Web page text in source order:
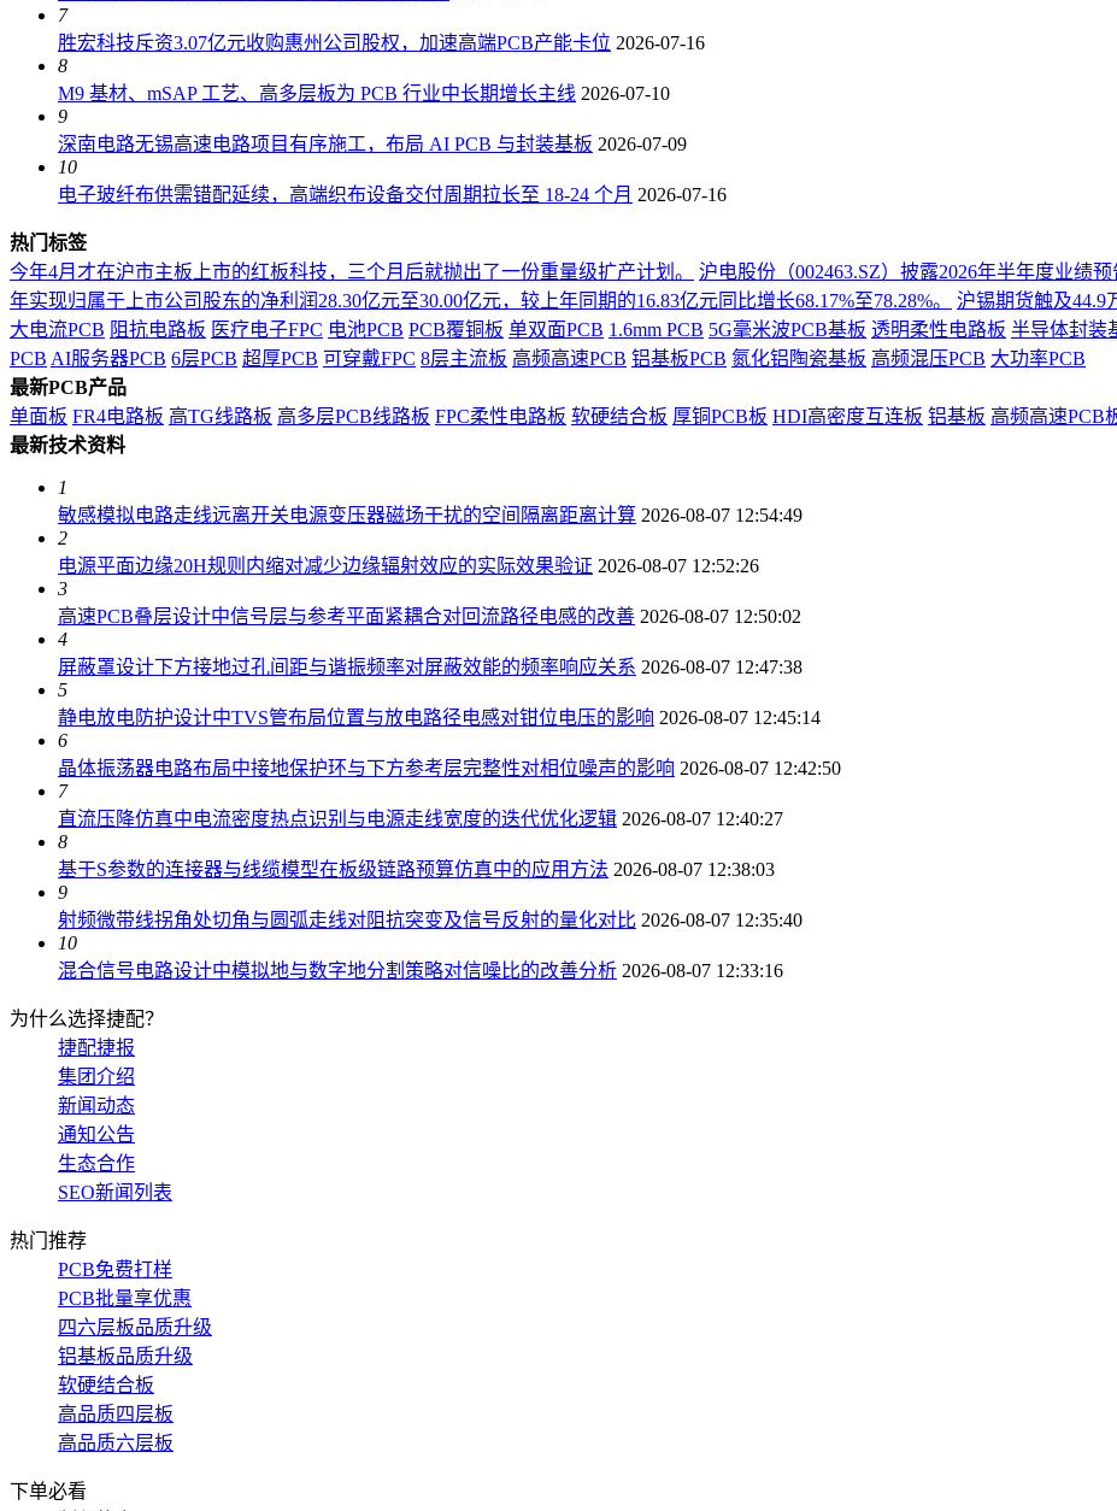
7
胜宏科技斥资3.07亿元收购惠州公司股权，加速高端PCB产能卡位 2026-07-16
8
M9 基材、mSAP 工艺、高多层板为 PCB 行业中长期增长主线 2026-07-10
9
深南电路无锡高速电路项目有序施工，布局 AI PCB 与封装基板 2026-07-09
10
电子玻纤布供需错配延续，高端织布设备交付周期拉长至 18-24 个月 2026-07-16
热门标签
今年4月才在沪市主板上市的红板科技，三个月后就抛出了一份重量级扩产计划。
沪电股份（002463.SZ）披露2026年半年度业绩
年实现归属于上市公司股东的净利润28.30亿元至30.00亿元，较上年同期的16.83亿元同比增长68.17%至78.28%。
沪锡期货触及44.9
大电流PCB 阻抗电路板 医疗电子FPC 电池PCB PCB覆铜板 单双面PCB 1.6mm PCB 5G毫米波PCB基板 透明柔性电路板 半导体封装
PCB AI服务器PCB 6层PCB 超厚PCB 可穿戴FPC 8层主流板 高频高速PCB 铝基板PCB 氮化铝陶瓷基板 高频混压PCB 大功率PCB
最新PCB产品
单面板 FR4电路板 高TG线路板 高多层PCB线路板 FPC柔性电路板 软硬结合板 厚铜PCB板 HDI高密度互连板 铝基板 高频高速PCB
最新技术资料
1
敏感模拟电路走线远离开关电源变压器磁场干扰的空间隔离距离计算 2026-08-07 12:54:49
2
电源平面边缘20H规则内缩对减少边缘辐射效应的实际效果验证 2026-08-07 12:52:26
3
高速PCB叠层设计中信号层与参考平面紧耦合对回流路径电感的改善 2026-08-07 12:50:02
4
屏蔽罩设计下方接地过孔间距与谐振频率对屏蔽效能的频率响应关系 2026-08-07 12:47:38
5
静电放电防护设计中TVS管布局位置与放电路径电感对钳位电压的影响 2026-08-07 12:45:14
6
晶体振荡器电路布局中接地保护环与下方参考层完整性对相位噪声的影响 2026-08-07 12:42:50
7
直流压降仿真中电流密度热点识别与电源走线宽度的迭代优化逻辑 2026-08-07 12:40:27
8
基于S参数的连接器与线缆模型在板级链路预算仿真中的应用方法 2026-08-07 12:38:03
9
射频微带线拐角处切角与圆弧走线对阻抗突变及信号反射的量化对比 2026-08-07 12:35:40
10
混合信号电路设计中模拟地与数字地分割策略对信噪比的改善分析 2026-08-07 12:33:16
为什么选择捷配？
捷配捷报
集团介绍
新闻动态
通知公告
生态合作
SEO新闻列表
热门推荐
PCB免费打样
PCB批量享优惠
四六层板品质升级
铝基板品质升级
软硬结合板
高品质四层板
高品质六层板
下单必看